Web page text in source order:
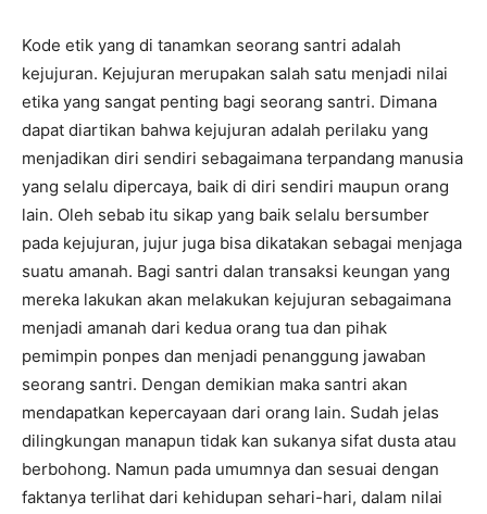
Kode etik yang di tanamkan seorang santri adalah
kejujuran. Kejujuran merupakan salah satu menjadi nilai
etika yang sangat penting bagi seorang santri. Dimana
dapat diartikan bahwa kejujuran adalah perilaku yang
menjadikan diri sendiri sebagaimana terpandang manusia
yang selalu dipercaya, baik di diri sendiri maupun orang
lain. Oleh sebab itu sikap yang baik selalu bersumber
pada kejujuran, jujur juga bisa dikatakan sebagai menjaga
suatu amanah. Bagi santri dalan transaksi keungan yang
mereka lakukan akan melakukan kejujuran sebagaimana
menjadi amanah dari kedua orang tua dan pihak
pemimpin ponpes dan menjadi penanggung jawaban
seorang santri. Dengan demikian maka santri akan
mendapatkan kepercayaan dari orang lain. Sudah jelas
dilingkungan manapun tidak kan sukanya sifat dusta atau
berbohong. Namun pada umumnya dan sesuai dengan
faktanya terlihat dari kehidupan sehari-hari, dalam nilai